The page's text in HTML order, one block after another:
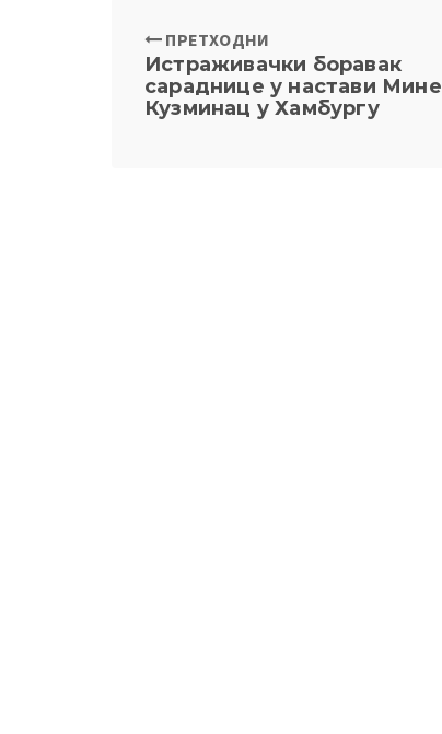
ПРЕТХОДНИ
Истраживачки боравак
сараднице у настави Мине
Кузминац у Хамбургу